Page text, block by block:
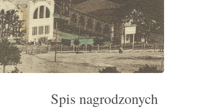
Spis nagrodzonych